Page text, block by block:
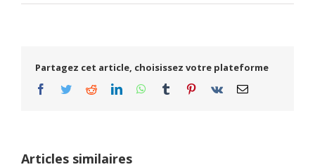
Partagez cet article, choisissez votre plateforme
Facebook
TwitterRedditLinkedInWhatsApp
Tumblr Pinterest
Vk Email
Articles similaires